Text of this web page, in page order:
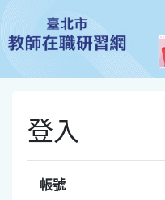
登入
帳號